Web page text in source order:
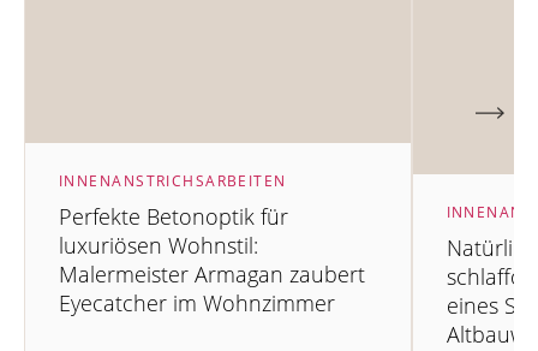
INNENANSTRICHSARBEITEN
Perfekte Betonoptik für
luxuriösen Wohnstil:
Malermeister Armagan zaubert
Eyecatcher im Wohnzimmer
eines